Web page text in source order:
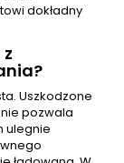
dokładny
Uszkodzone
nie pozwala
ulegnie